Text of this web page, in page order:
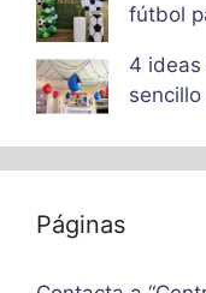
fútbol
4 ideas
Páginas